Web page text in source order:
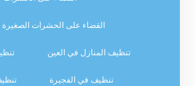
القضاء على الحشرات الصغيرة
تنظيف المنازل في العين
تنظيف في الفجيرة